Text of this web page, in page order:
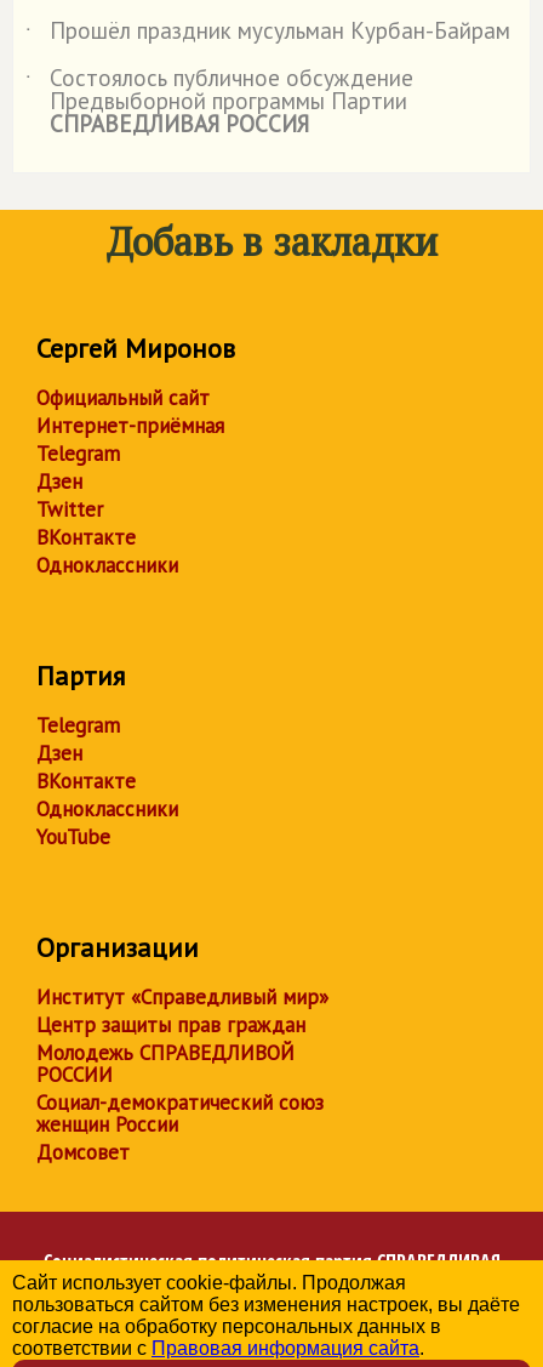
˙
Прошёл праздник мусульман Курбан-Байрам
˙
Состоялось публичное обсуждение
Предвыборной программы Партии
СПРАВЕДЛИВАЯ РОССИЯ
Добавь в закладки
Сергей Миронов
Официальный сайт
Интернет-приёмная
Telegram
Дзен
Twitter
ВКонтакте
Одноклассники
Партия
Telegram
Дзен
ВКонтакте
Одноклассники
YouTube
Организации
Институт «Справедливый мир»
Центр защиты прав граждан
Молодежь СПРАВЕДЛИВОЙ
РОССИИ
Социал-демократический союз
женщин России
Домсовет
Социалистическая политическая партияСПРАВЕДЛИВАЯ
РОССИЯ
Региональное отделение партии в Чеченской Республике
© 2006-2026
Сайт использует cookie-файлы. Продолжая
пользоваться сайтом без изменения настроек, вы даёте
согласие на обработку персональных данных в
соответствии с Правовая информация сайта.